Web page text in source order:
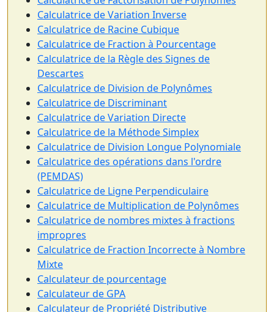
Calculatrice de Variation Inverse
Calculatrice de Racine Cubique
Calculatrice de Fraction à Pourcentage
Calculatrice de la Règle des Signes de
Descartes
Calculatrice de Division de Polynômes
Calculatrice de Discriminant
Calculatrice de Variation Directe
Calculatrice de la Méthode Simplex
Calculatrice de Division Longue Polynomiale
Calculatrice des opérations dans l'ordre
(PEMDAS)
Calculatrice de Ligne Perpendiculaire
Calculatrice de Multiplication de Polynômes
Calculatrice de nombres mixtes à fractions
impropres
Calculatrice de Fraction Incorrecte à Nombre
Mixte
Calculateur de pourcentage
Calculateur de GPA
Calculateur de Propriété Distributive